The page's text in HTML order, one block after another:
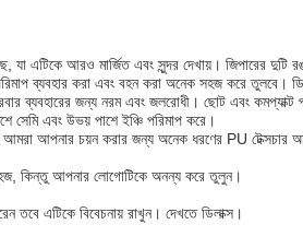
যা এটিকে আরও মার্জিত এবং সুন্দর দেখায়। জিপারের
ব্যবহার করা এবং বহন করা অনেক সহজ করে তুলবে।
ব্যবহারের জন্য নরম এবং জলরোধী। ছোট এবং
সেমি এবং উভয় পাশে ইঞ্চি পরিমাপ করে।
আপনার চয়ন করার জন্য অনেক ধরণের PU টেক্সচার
কিন্তু আপনার লোগোটিকে অনন্য করে তুলুন।
তবে এটিকে বিবেচনায় রাখুন। দেখতে ডিলাক্স।